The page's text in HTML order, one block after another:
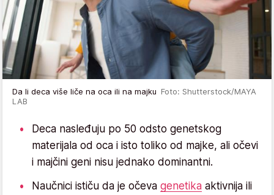
Da li deca više liče na oca ili na majku Foto: Shutterstock/MAYA
LAB
Deca nasleđuju po 50 odsto genetskog
materijala od oca i isto toliko od majke, ali očevi
i majčini geni nisu jednako dominantni.
Naučnici ističu da je očeva genetika aktivnija ili